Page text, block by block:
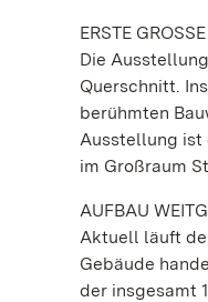
ERSTE
Die
Querschnitt.
berühmten
Ausstellung ist
im Großraum
AUFBAU
Aktuell läuft
Gebäude
der insgesamt